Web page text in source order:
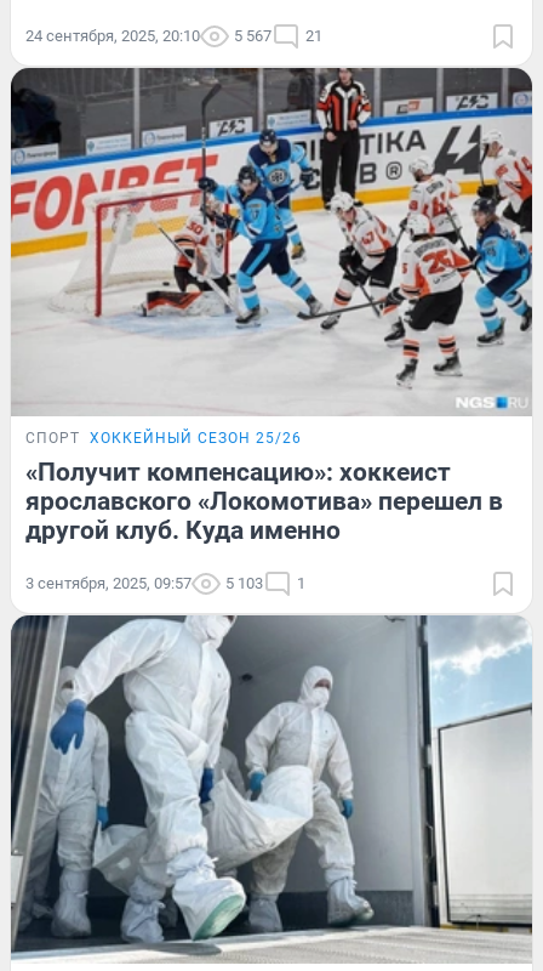
24 сентября, 2025, 20:10 5 567 21
СПОРТ ХОККЕЙНЫЙ СЕЗОН 25/26
«Получит компенсацию»: хоккеист
ярославского «Локомотива» перешел в
другой клуб. Куда именно
3 сентября, 2025, 09:57 5 103 1